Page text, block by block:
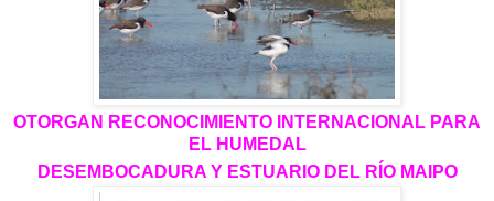
OTORGAN RECONOCIMIENTO INTERNACIONAL PARA
EL HUMEDAL
DESEMBOCADURA Y ESTUARIO DEL RÍO MAIPO